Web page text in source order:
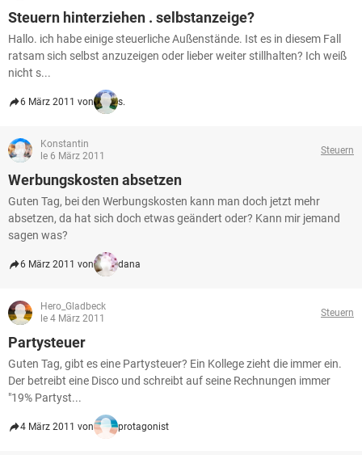
Steuern hinterziehen . selbstanzeige?
Hallo. ich habe einige steuerliche Außenstände. Ist es in diesem Fall
ratsam sich selbst anzuzeigen oder lieber weiter stillhalten? Ich weiß
nicht s...
6 März 2011 von s.
Konstantin
le 6 März 2011
Steuern
Werbungskosten absetzen
Guten Tag, bei den Werbungskosten kann man doch jetzt mehr
absetzen, da hat sich doch etwas geändert oder? Kann mir jemand
sagen was?
6 März 2011 von dana
Hero_Gladbeck
le 4 März 2011
Steuern
Partysteuer
Guten Tag, gibt es eine Partysteuer? Ein Kollege zieht die immer ein.
Der betreibt eine Disco und schreibt auf seine Rechnungen immer
"19% Partyst...
4 März 2011 von protagonist